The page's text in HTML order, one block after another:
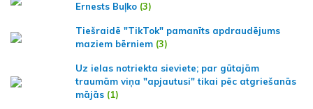
Ernests Buļko (3)
Tiešraidē "TikTok" pamanīts apdraudējums
maziem bērniem (3)
Uz ielas notriekta sieviete; par gūtajām
traumām viņa "apjautusi" tikai pēc atgriešanās
mājās (1)